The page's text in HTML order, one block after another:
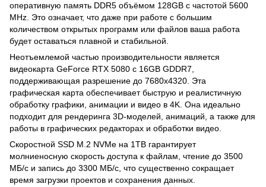
оперативную память DDR5 объёмом 128GB с частотой 5600
MHz. Это означает, что даже при работе с большим
количеством открытых программ или файлов ваша работа
будет оставаться плавной и стабильной.
Неотъемлемой частью производительности является
видеокарта GeForce RTX 5080 с 16GB GDDR7,
поддерживающая разрешение до 7680x4320. Эта
графическая карта обеспечивает быструю и реалистичную
обработку графики, анимации и видео в 4K. Она идеально
подходит для рендеринга 3D-моделей, анимаций, а также для
работы в графических редакторах и обработки видео.
Скоростной SSD M.2 NVMe на 1TB гарантирует
молниеносную скорость доступа к файлам, чтение до 3500
МБ/с и запись до 3300 МБ/с, что существенно сокращает
время загрузки проектов и сохранения данных.